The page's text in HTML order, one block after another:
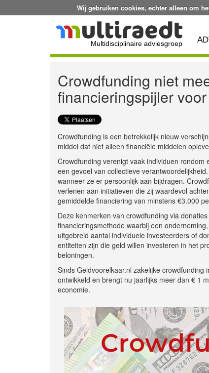
Wij gebruiken cookies, echter alleen om
Multidisciplinaire adviesgroep
Crowdfunding niet
financieringspijler
Crowdfunding is een betrekkelijk nieuw
middel dat niet alleen financiële middelen
Crowdfunding verenigt vaak individuen
een gevoel van collectieve
wanneer ze er persoonlijk aan bijdragen.
verlenen aan initiatieven die zij waardevol
gemiddelde financiering van minstens €3.000
Deze kenmerken van crowdfunding via
financieringsmethode waarbij een
uitgebreid aantal individuele investeerders of
entiteiten zijn die geld willen investeren in het
beloningen.
Sinds Geldvoorelkaar.nl zakelijke
ontwikkeld en brengt nu jaarlijks meer dan € 1
economie.